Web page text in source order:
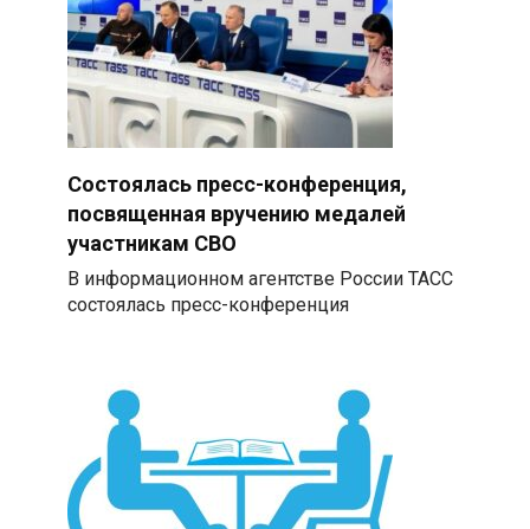
Состоялась пресс-конференция,
посвященная вручению медалей
участникам СВО
В информационном агентстве России ТАСС
состоялась пресс-конференция